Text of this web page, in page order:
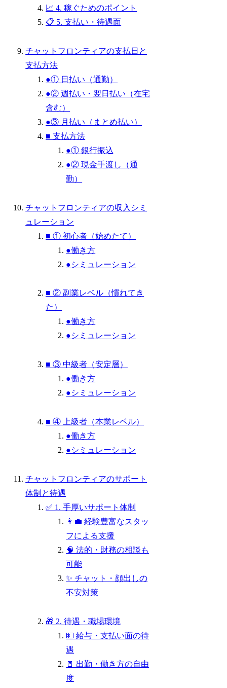
📈 4. 稼ぐためのポイント
📋 5. 支払い・待遇面
チャットフロンティアの支払日と
支払方法
●① 日払い（通勤）
●② 週払い・翌日払い（在宅
含む）
●③ 月払い（まとめ払い）
■ 支払方法
●① 銀行振込
●② 現金手渡し（通
勤）
チャットフロンティアの収入シミ
ュレーション
■ ① 初心者（始めたて）
●働き方
●シミュレーション
■ ② 副業レベル（慣れてき
た）
●働き方
●シミュレーション
■ ③ 中級者（安定層）
●働き方
●シミュレーション
■ ④ 上級者（本業レベル）
●働き方
●シミュレーション
チャットフロンティアのサポート
体制と待遇
✅ 1. 手厚いサポート体制
👩‍💼 経験豊富なスタッ
フによる支援
🧠 法的・財務の相談も
可能
✨ チャット・顔出しの
不安対策
🎁 2. 待遇・職場環境
💵 給与・支払い面の待
遇
🚪 出勤・働き方の自由
度